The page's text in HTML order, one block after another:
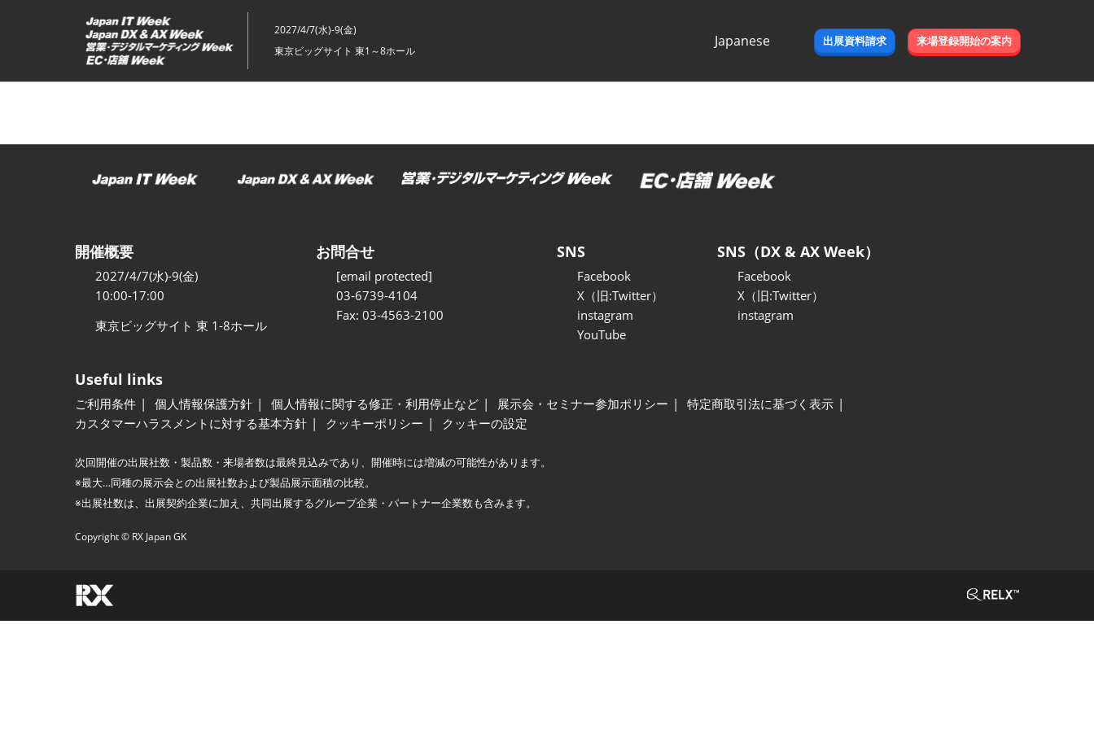
ッ
2027/4/7(水)-9(金)
東京ビッグサイト 東1～8ホール
Japanese
出展資料請求 来場登録開始の案内
開催概要
2027/4/7(水)-9(金)
10:00-17:00
東京ビッグサイト 東 1-8ホール
お問合せ
[email protected]
03-6739-4104
Fax: 03-4563-2100
SNS
Facebook
X（旧:Twitter）
instagram
YouTube
SNS（DX & AX Week）
Facebook
X（旧:Twitter）
instagram
Useful links
ご利用条件 個人情報保護方針 個人情報に関する修正・利用停止など 展示会・セミナー参加ポリシー
特定商取引法に基づく表示
カスタマーハラスメントに対する基本方針
クッキーポリシー クッキーの設定
次回開催の出展社数・製品数・来場者数は最終見込みであり、開催時には増減の可能性があります。
※最大…同種の展示会との出展社数および製品展示面積の比較。
※出展社数は、出展契約企業に加え、共同出展するグループ企業・パートナー企業数も含みます。
Copyright © RX Japan GK